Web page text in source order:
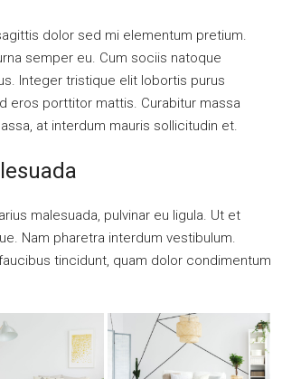
dolor sed mi elementum pretium.
semper eu. Cum sociis natoque
Integer tristique elit lobortis purus
eros porttitor mattis. Curabitur massa
at interdum mauris sollicitudin et.
malesuada, pulvinar eu ligula. Ut et
Nam pharetra interdum vestibulum.
tincidunt, quam dolor condimentum